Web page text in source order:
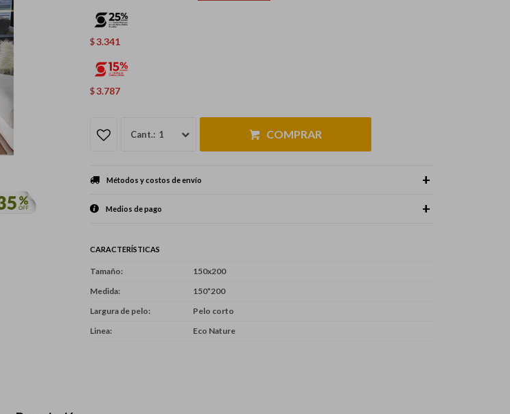
$3.341
$3.787
1 COMPRAR
Métodos y costos de envío
Medios de pago
CARACTERÍSTICAS
Tamaño
150x200
Medida
150*200
Largura de pelo
Pelo corto
Linea
Eco Nature